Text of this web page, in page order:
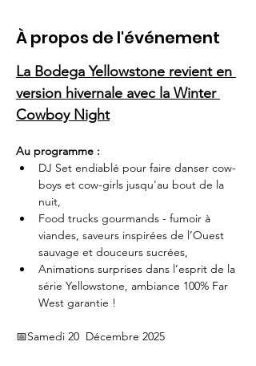
À propos de l'événement
La Bodega Yellowstone revient en
version hivernale avec la Winter
Cowboy Night
Au programme :
DJ Set endiablé pour faire danser cow-
boys et cow-girls jusqu'au bout de la
nuit,
Food trucks gourmands - fumoir à
viandes, saveurs inspirées de l’Ouest
sauvage et douceurs sucrées,
Animations surprises dans l’esprit de la
série Yellowstone, ambiance 100% Far
West garantie !
📅Samedi 20  Décembre 2025